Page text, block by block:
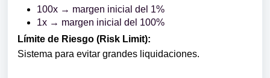
100x → margen inicial del 1%
1x → margen inicial del 100%
Límite de Riesgo (Risk Limit):
Sistema para evitar grandes liquidaciones.